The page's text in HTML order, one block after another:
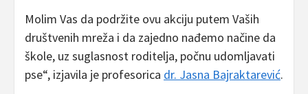
Molim Vas da podržite ovu akciju putem Vaših
društvenih mreža i da zajedno nađemo načine da
škole, uz suglasnost roditelja, počnu udomljavati
pse“, izjavila je profesorica dr. Jasna Bajraktarević.